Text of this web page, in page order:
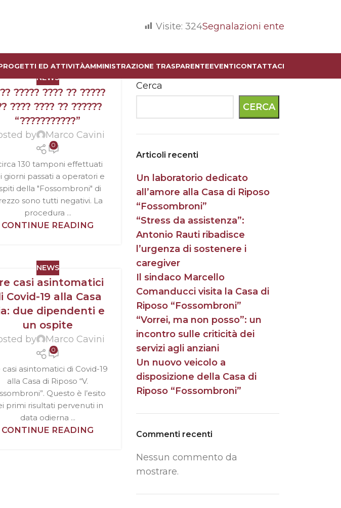
Visite: 324Segnalazioni ente
ED ATTIVITÀAMMINISTRAZIONE TRASPARENTEEVENTICONTATTACI
NEWS
????? ???? ?? ?????
???? ???? ?? ??????
“???????????”
by Marco Cavini
0
130 tamponi effettuati
giorni passati a operatori e
della "Fossombroni" di
sono tutti negativi. La
procedura ...
CONTINUE READING
NEWS
casi asintomatici
Covid-19 alla Casa
due dipendenti e
un ospite
by Marco Cavini
0
casi asintomatici di Covid-19
alla Casa di Riposo “V.
Questo è l’esito
primi risultati pervenuti in
data odierna ...
CONTINUE READING
Cerca
CERCA
Articoli recenti
Un laboratorio dedicato
all’amore alla Casa di Riposo
“Fossombroni”
“Stress da assistenza”:
Antonio Rauti ribadisce
l’urgenza di sostenere i
caregiver
Il sindaco Marcello
Comanducci visita la Casa di
Riposo “Fossombroni”
“Vorrei, ma non posso”: un
incontro sulle criticità dei
servizi agli anziani
Un nuovo veicolo a
disposizione della Casa di
Riposo “Fossombroni”
Commenti recenti
Nessun commento da
mostrare.